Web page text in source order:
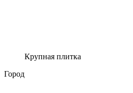
Крупная плитка
Город